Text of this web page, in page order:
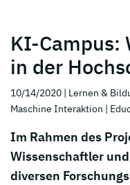
KI-Campus:
in der
10/14/2020 | Lernen &
Maschine Interaktion |
Im Rahmen des
Wissenschaftler
diversen